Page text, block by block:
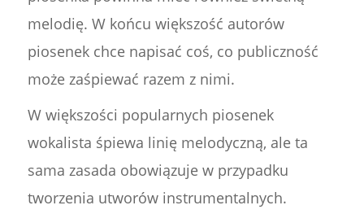
melodię. W końcu większość autorów
piosenek chce napisać coś, co publiczność
może zaśpiewać razem z nimi.
W większości popularnych piosenek
wokalista śpiewa linię melodyczną, ale ta
sama zasada obowiązuje w przypadku
tworzenia utworów instrumentalnych.